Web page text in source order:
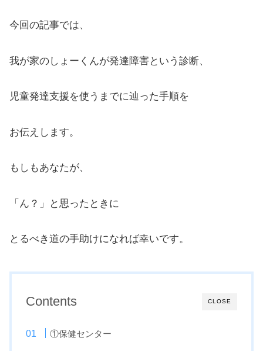
今回の記事では、
我が家のしょーくんが発達障害という診断、
児童発達支援を使うまでに辿った手順を
お伝えします。
もしもあなたが、
「ん？」と思ったときに
とるべき道の手助けになれば幸いです。
CLOSE
Contents
①保健センター